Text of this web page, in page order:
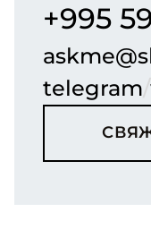
+995
telegram/